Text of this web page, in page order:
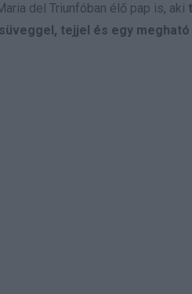
del Triunfóban élő pap is, aki
tejjel és egy